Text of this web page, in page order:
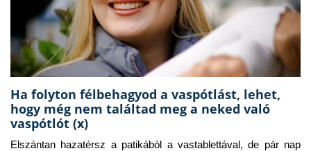
Ha folyton félbehagyod a vaspótlást, lehet,
hogy még nem találtad meg a neked való
vaspótlót (x)
Elszántan hazatérsz a patikából a vastablettával, de pár nap